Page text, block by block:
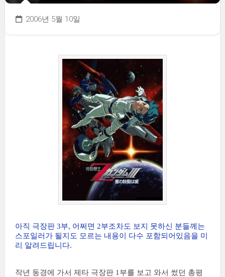
2006년 5월 10일
아직 극장판 3부, 어쩌면 2부조차도 보지 못하신 분들께는
스포일러가 될지도 모르는 내용이 다수 포함되어있음을 미
리 알려드립니다.
작년 동경에 가서 제타 극장판 1부를 보고 와서 썼던 총평